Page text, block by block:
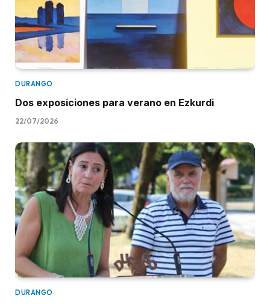
DURANGO
Dos exposiciones para verano en Ezkurdi
22/07/2026
DURANGO